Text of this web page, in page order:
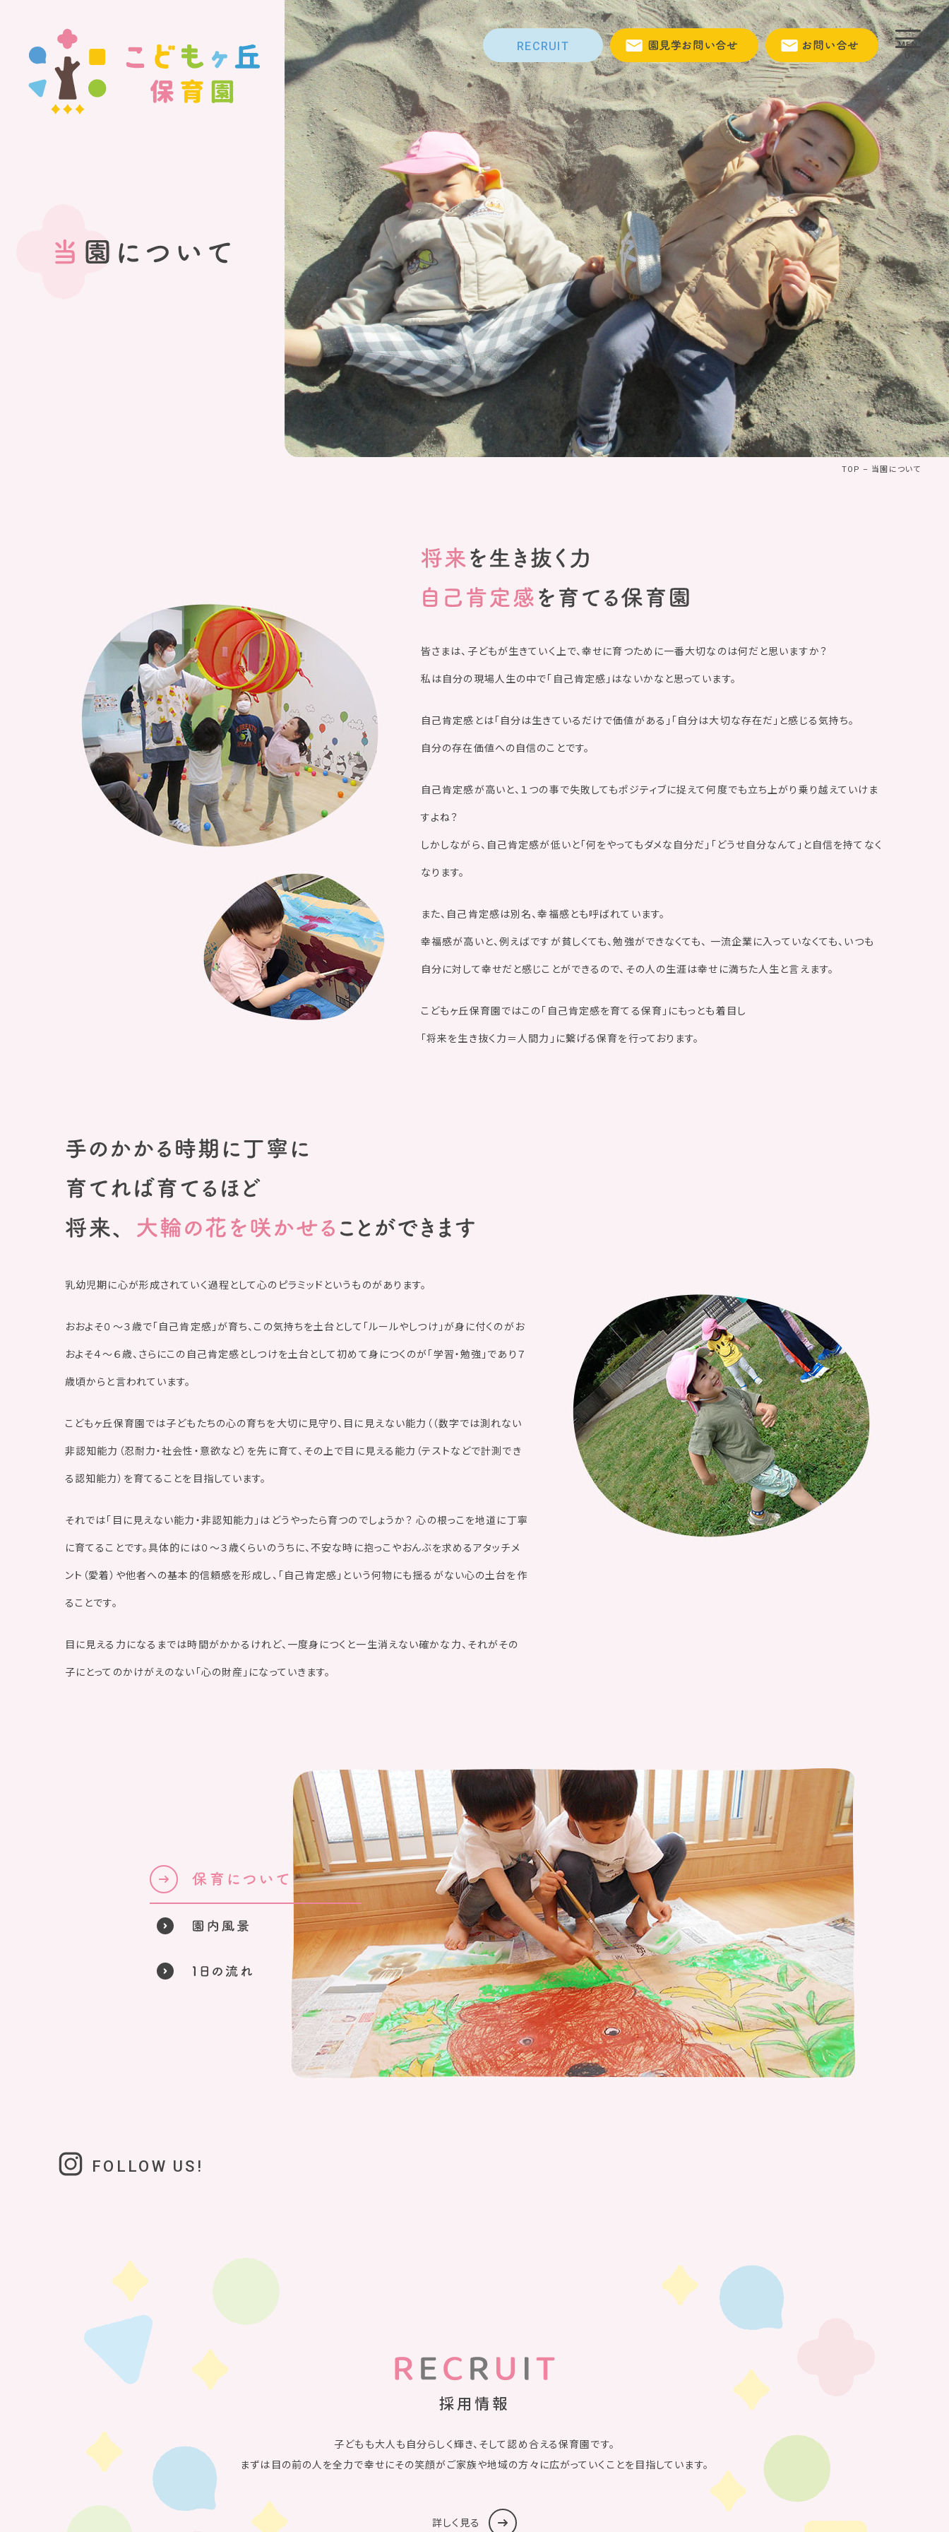
MEN
U
RECRUIT
TOP – 当園について
皆さまは、子どもが生きていく上で、幸せに育つために一番大切なのは何だと思いますか？
私は自分の現場人生の中で「自己肯定感」はないかなと思っています。
自己肯定感とは「自分は生きているだけで価値がある」「自分は大切な存在だ」と感じる気持ち。
自分の存在価値への自信のことです。
自己肯定感が高いと、１つの事で失敗してもポジティブに捉えて何度でも立ち上がり乗り越えていけま
すよね？
しかしながら、自己肯定感が低いと「何をやってもダメな自分だ」「どうせ自分なんて」と自信を持てなく
なります。
また、自己肯定感は別名、幸福感とも呼ばれています。
幸福感が高いと、例えばですが貧しくても、勉強ができなくても、 一流企業に入っていなくても、いつも
自分に対して幸せだと感じことができるので、その人の生涯は幸せに満ちた人生と言えます。
こどもヶ丘保育園ではこの「自己肯定感を育てる保育」にもっとも着目し
「将来を生き抜く力＝人間力」に繋げる保育を行っております。
乳幼児期に心が形成されていく過程として心のピラミッドというものがあります。
おおよそ０～３歳で「自己肯定感」が育ち、この気持ちを土台として「ルールやしつけ」が身に付くのがお
およそ４～６歳、さらにこの自己肯定感としつけを土台として初めて身につくのが「学習・勉強」であり７
歳頃からと言われています。
こどもヶ丘保育園では子どもたちの心の育ちを大切に見守り、目に見えない能力（（数字では測れない
非認知能力（忍耐力・社会性・意欲など）を先に育て、その上で目に見える能力（テストなどで計測でき
る認知能力）を育てることを目指しています。
それでは「目に見えない能力・非認知能力」はどうやったら育つのでしょうか？ 心の根っこを地道に丁寧
に育てることです。具体的には０～３歳くらいのうちに、不安な時に抱っこやおんぶを求めるアタッチメ
ント（愛着）や他者への基本的信頼感を形成し、「自己肯定感」という何物にも揺るがない心の土台を作
ることです。
目に見える力になるまでは時間がかかるけれど、一度身につくと一生消えない確かな力、それがその
子にとってのかけがえのない「心の財産」になっていきます。
FOLLOW US!
採用情報
子どもも大人も自分らしく輝き、 そして認め合える保育園です。
まずは目の前の人を全力で幸せにその笑顔がご家族や地域の方々に広がって いくことを目指しています。
詳しく見る